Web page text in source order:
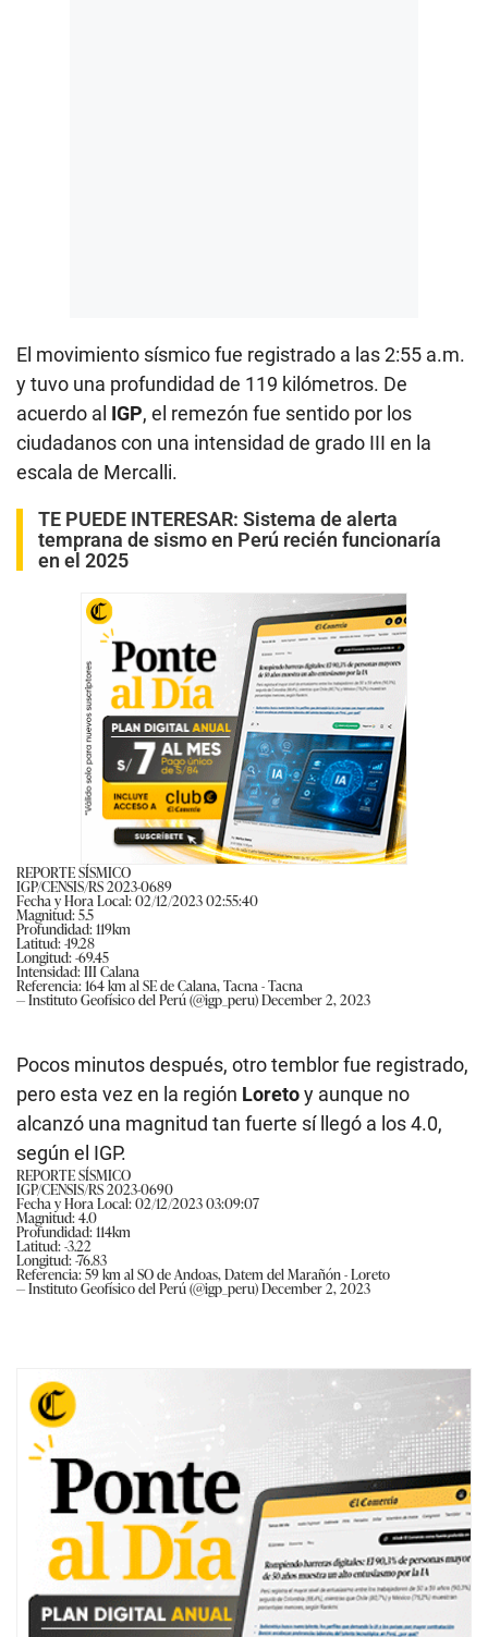
El movimiento sísmico fue registrado a las 2:55 a.m.
y tuvo una profundidad de 119 kilómetros. De
acuerdo al IGP, el remezón fue sentido por los
ciudadanos con una intensidad de grado III en la
escala de Mercalli.
TE PUEDE INTERESAR: Sistema de alerta
temprana de sismo en Perú recién funcionaría
en el 2025
REPORTE SÍSMICO
IGP/CENSIS/RS 2023-0689
Fecha y Hora Local: 02/12/2023 02:55:40
Magnitud: 5.5
Profundidad: 119km
Latitud: -19.28
Longitud: -69.45
Intensidad: III Calana
Referencia: 164 km al SE de Calana, Tacna - Tacna
— Instituto Geofísico del Perú (@igp_peru)December 2, 2023
Pocos minutos después, otro temblor fue registrado,
pero esta vez en la región Loretoy aunque no
alcanzó una magnitud tan fuerte sí llegó a los 4.0,
según el IGP.
REPORTE SÍSMICO
IGP/CENSIS/RS 2023-0690
Fecha y Hora Local: 02/12/2023 03:09:07
Magnitud: 4.0
Profundidad: 114km
Latitud: -3.22
Longitud: -76.83
Referencia: 59 km al SO de Andoas, Datem del Marañón - Loreto
— Instituto Geofísico del Perú (@igp_peru)December 2, 2023